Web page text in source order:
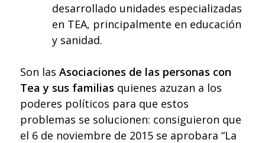
desarrollado unidades especializadas
en TEA, principalmente en educación
y sanidad.
Son las Asociaciones de las personas con
Tea y sus familias quienes azuzan a los
poderes políticos para que estos
problemas se solucionen: consiguieron que
el 6 de noviembre de 2015 se aprobara “La